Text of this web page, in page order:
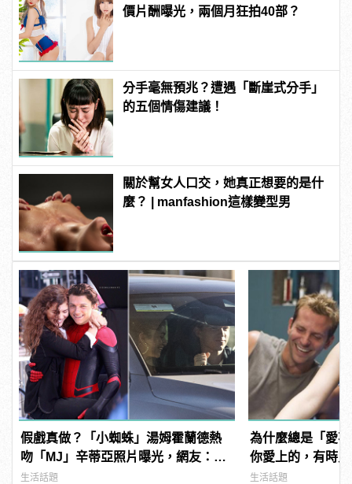
價片酬曝光，兩個月狂拍40部？
分手毫無預兆？遭遇「斷崖式分手」
的五個情傷建議！
關於幫女人口交，她真正想要的是什
麼？ | manfashion這樣變型男
假戲真做？「小蜘蛛」湯姆霍蘭德熱
吻「MJ」辛蒂亞照片曝光，網友：
《蜘蛛人》傳統 | manfashion這樣變
生活話題
為什麼總是「愛
你愛上的，有時
情」！ |
生活話題